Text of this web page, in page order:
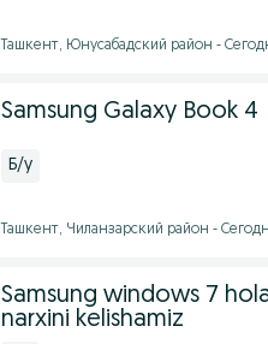
Ташкент, Юнусабадский район -
Samsung Galaxy Book 4
Б/у
Ташкент, Чиланзарский район - Сегодня
Samsung windows 7
narxini kelishamiz